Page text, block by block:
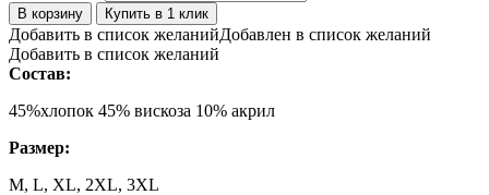
В корзину Купить в 1 клик
Добавить в список желанийДобавлен в список желаний
Добавить в список желаний
Состав:
45%хлопок 45% вискоза 10% акрил
Размер:
M, L, XL, 2XL, 3XL